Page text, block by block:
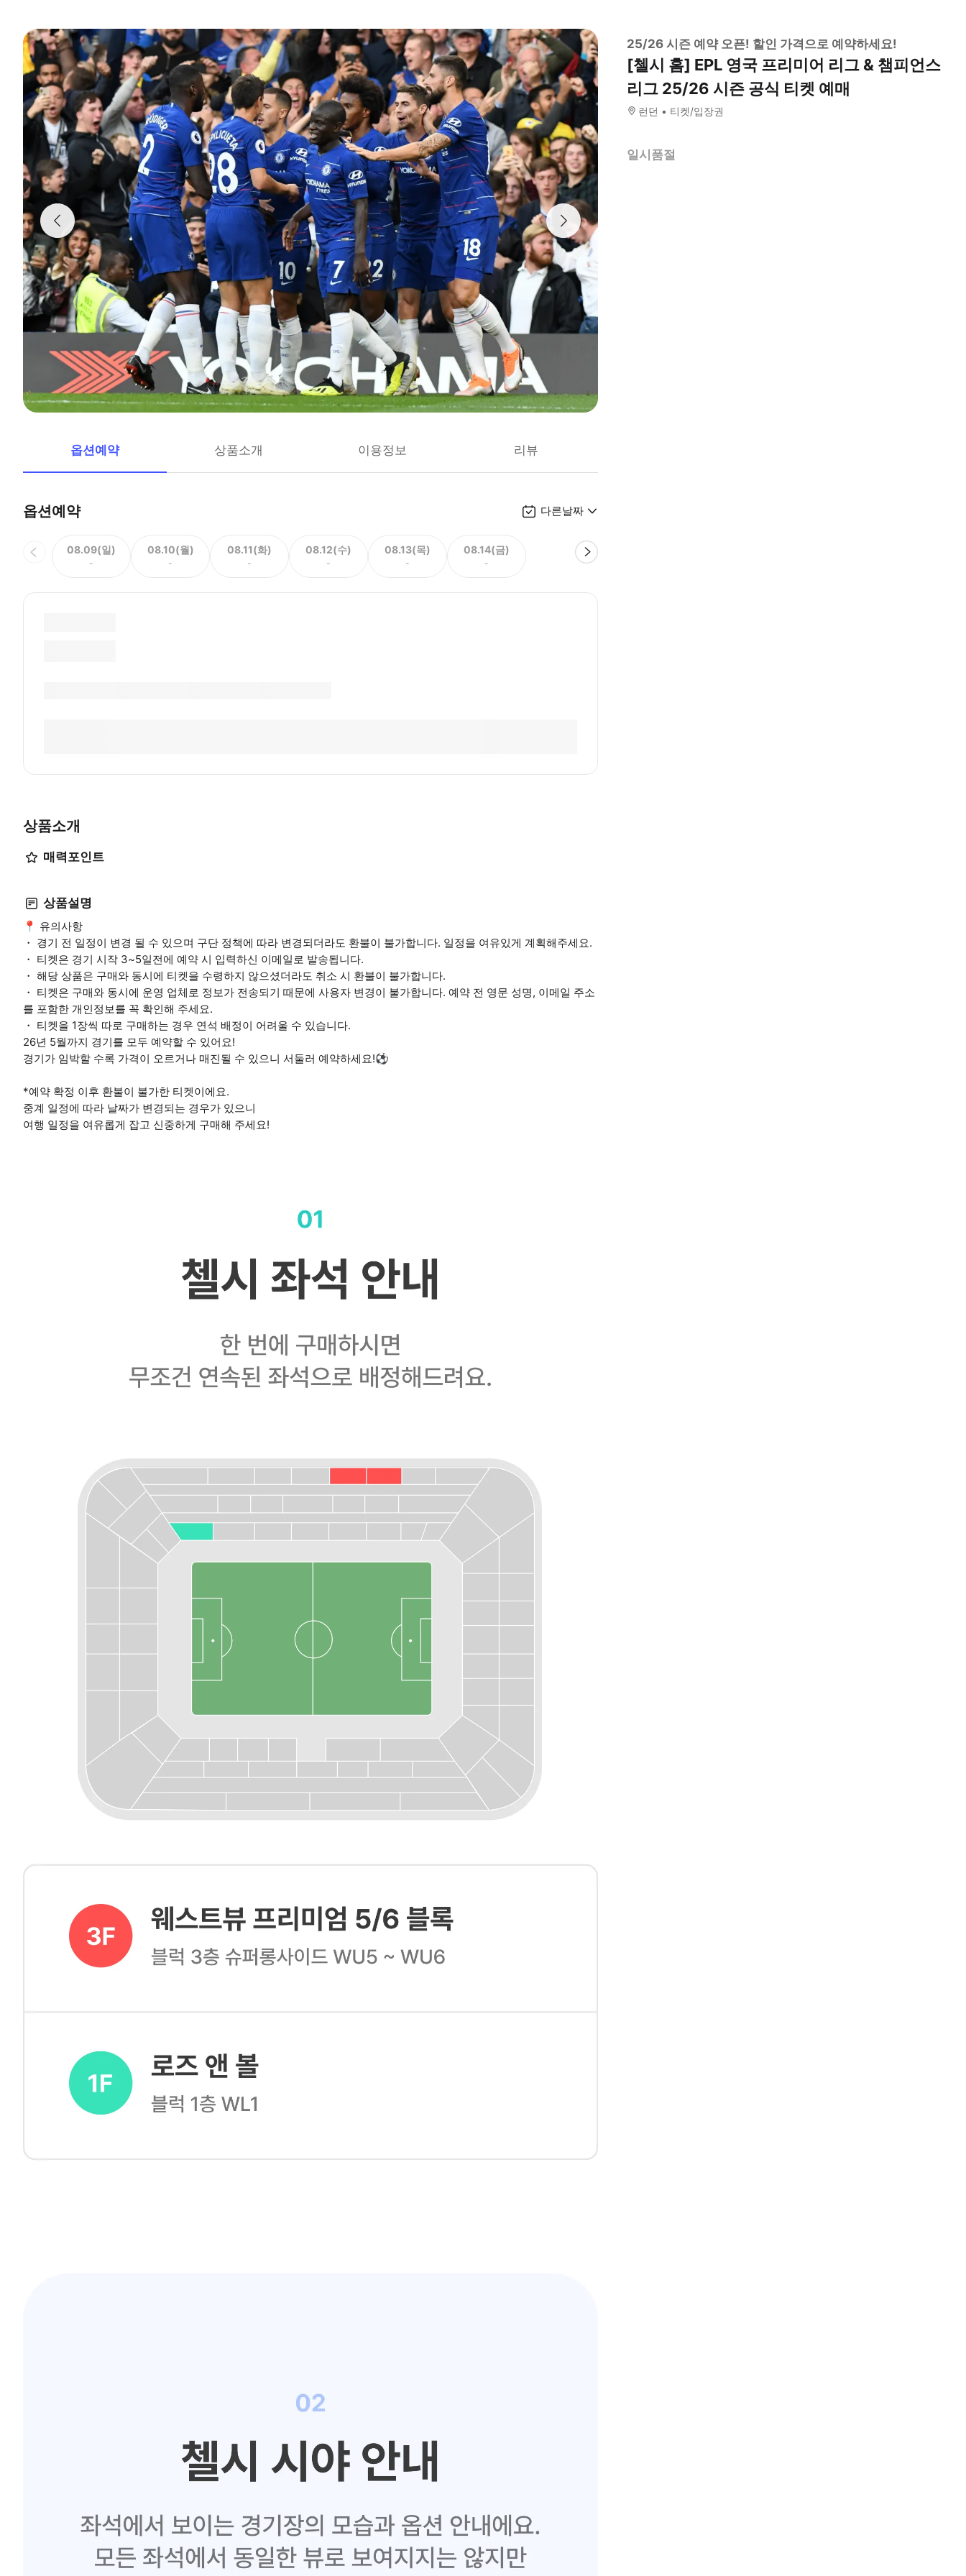
옵션예약 상품소개 이용정보 리뷰
옵션예약 다른날짜
08.09(일)
-
08.10(월)
-
08.11(화)
-
08.12(수)
-
08.13(목)
-
08.14(금)
-
상품소개
매력포인트
상품설명
📍 유의사항
・ 경기 전 일정이 변경 될 수 있으며 구단 정책에 따라 변경되더라도 환불이 불가합니다. 일정을 여유있게 계획해주세요.
・ 티켓은 경기 시작 3~5일전에 예약 시 입력하신 이메일로 발송됩니다.
・ 해당 상품은 구매와 동시에 티켓을 수령하지 않으셨더라도 취소 시 환불이 불가합니다.
・ 티켓은 구매와 동시에 운영 업체로 정보가 전송되기 때문에 사용자 변경이 불가합니다. 예약 전 영문 성명, 이메일 주소
를 포함한 개인정보를 꼭 확인해 주세요.
・ 티켓을 1장씩 따로 구매하는 경우 연석 배정이 어려울 수 있습니다.
26년 5월까지 경기를 모두 예약할 수 있어요!
경기가 임박할 수록 가격이 오르거나 매진될 수 있으니 서둘러 예약하세요!⚽
*예약 확정 이후 환불이 불가한 티켓이에요.
중계 일정에 따라 날짜가 변경되는 경우가 있으니
여행 일정을 여유롭게 잡고 신중하게 구매해 주세요!
25/26 시즌 예약 오픈! 할인 가격으로 예약하세요!
[첼시 홈] EPL 영국 프리미어 리그 & 챔피언스
리그 25/26 시즌 공식 티켓 예매
런던 티켓/입장권
일시품절